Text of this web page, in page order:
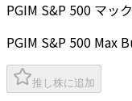
PGIM S&P 500 マッ
PGIM S&P 500 Max
推し株に追加